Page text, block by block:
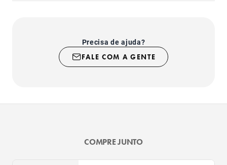
Precisa de ajuda?
FALE COM A GENTE
COMPRE JUNTO